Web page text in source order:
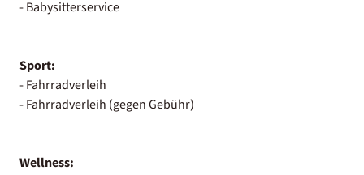
- Babysitterservice
Sport:
- Fahrradverleih
- Fahrradverleih (gegen Gebühr)
Wellness: